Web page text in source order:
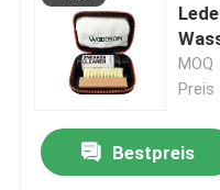
MOQ
Preis
Bestpreis